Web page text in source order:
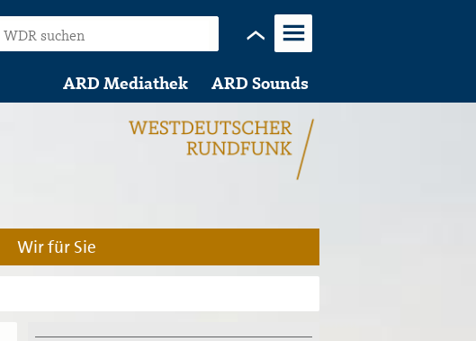
Menü
ARD Mediathek ARD Sounds
Wir für Sie